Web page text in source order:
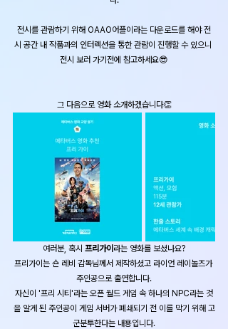
전시를 관람하기 위해 OAAO어플이라는 다운로드를 해야 전
시 공간 내 작품과의 인터렉션을 통한 관람이 진행할 수 있으니
전시 보러 가기전에 참고하세요😎
그 다음으로 영화 소개하겠습니다👏
여러분, 혹시 ​ 프리가이 라는 영화를 보셨나요?
프리가이는 숀 레비 감독님께서 제작하셨고 라이언 레이놀즈가
주인공으로 출연합니다.
자신이 '프리 시티'라는 오픈 월드 게임 속 하나의 NPC라는 것
을 알게 된 주인공이 게임 서버가 폐쇄되기 전 이를 막기 위해 고
군분투한다는 내용입니다.